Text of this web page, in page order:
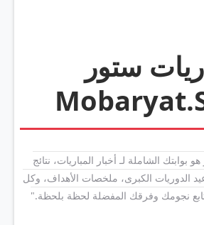
ستور
بوابتك الشاملة لـ أخبار المباريات، نتائج
الدوريات الكبرى، ملخصات الأهداف، وكل
نجومك وفرقك المفضلة لحظة بلحظة."